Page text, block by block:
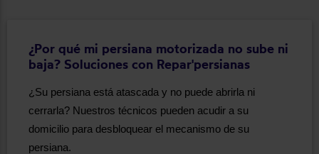
¿Por qué mi persiana motorizada no sube ni
baja? Soluciones con Repar'persianas
¿Su persiana está atascada y no puede abrirla ni
cerrarla? Nuestros técnicos pueden acudir a su
domicilio para desbloquear el mecanismo de su
persiana.